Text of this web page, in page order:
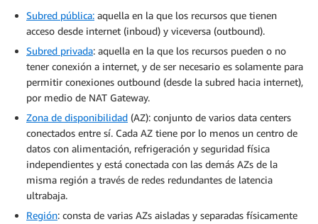
Subred pública: aquella en la que los recursos que tienen
acceso desde internet (inboud) y viceversa (outbound).
Subred privada: aquella en la que los recursos pueden o no
tener conexión a internet, y de ser necesario es solamente para
permitir conexiones outbound (desde la subred hacia internet),
por medio de NAT Gateway.
Zona de disponibilidad (AZ): conjunto de varios data centers
conectados entre sí. Cada AZ tiene por lo menos un centro de
datos con alimentación, refrigeración y seguridad física
independientes y está conectada con las demás AZs de la
misma región a través de redes redundantes de latencia
ultrabaja.
Región: consta de varias AZs aisladas y separadas físicamente